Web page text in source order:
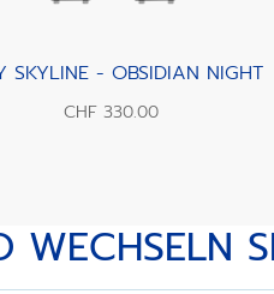
SKYLINE - OBSIDIAN NIGHT
CHF 330.00
WECHSELN